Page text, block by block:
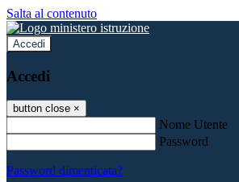
Salta al contenuto
Accedi
Accedi
button close ×
Nome Utente
Password
Password dimenticata?